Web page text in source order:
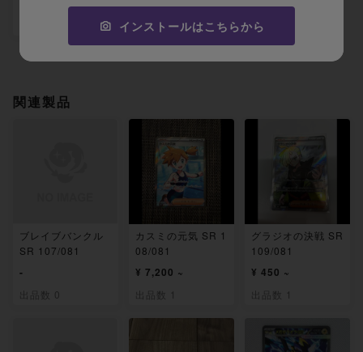
出品数 5
関連製品
ブレイブバンクル
SR 107/081
-
出品数 0
カスミの元気 SR 1
08/081
¥ 7,200 ~
出品数 1
グラジオの決戦 SR
109/081
¥ 450 ~
出品数 1
インストールはこちらから